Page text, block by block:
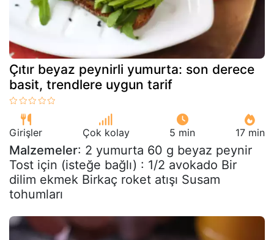
Çıtır beyaz peynirli yumurta: son derece
basit, trendlere uygun tarif
Girişler Çok kolay 5 min 17 min
Malzemeler: 2 yumurta 60 g beyaz peynir
Tost için (isteğe bağlı) : 1/2 avokado Bir
dilim ekmek Birkaç roket atışı Susam
tohumları